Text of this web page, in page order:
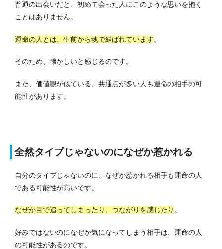
普通の出会いだと、初めて会った人にこのような思いを抱く
ことはありません。
運命の人とは、生前から魂で結ばれています。
そのため、懐かしいと感じるのです。
また、価値観が似ている、共通点が多い人も運命の相手の可
能性があります。
全然タイプじゃないのになぜか惹かれる
自分のタイプじゃないのに、なぜか惹かれる相手も運命の人
である可能性が高いです。
なぜか目で追ってしまったり、つながりを感じたり 。
好みではないのになぜか気になってしまう相手は、運命の人
の可能性があるのです。